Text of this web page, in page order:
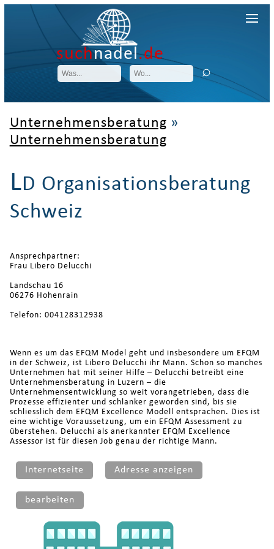
suchnadel.de
Unternehmensberatung »
Unternehmensberatung
LD Organisationsberatung
Schweiz
Ansprechpartner:
Frau Libero Delucchi
Landschau 16
06276 Hohenrain
Telefon: 004128312938
Wenn es um das EFQM Model geht und insbesondere um EFQM
in der Schweiz, ist Libero Delucchi ihr Mann. Schon so manches
Unternehmen hat mit seiner Hilfe – Delucchi betreibt eine
Unternehmensberatung in Luzern – die
Unternehmensentwicklung so weit vorangetrieben, dass die
Prozesse effizienter und schlanker geworden sind, bis sie
schliesslich dem EFQM Excellence Modell entsprachen. Dies ist
eine wichtige Voraussetzung, um ein EFQM Assessment zu
überstehen. Delucchi als anerkannter EFQM Excellence
Assessor ist für diesen Job genau der richtige Mann.
Internetseite Adresse anzeigen
bearbeiten